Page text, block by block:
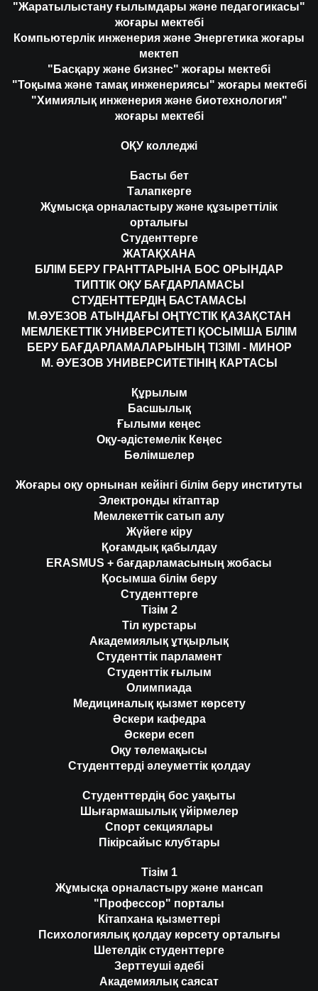
"Жаратылыстану ғылымдары және педагогикасы"
жоғары мектебі
Компьютерлік инженерия және Энергетика жоғары
мектеп
"Басқару және бизнес" жоғары мектебі
"Тоқыма және тамақ инженериясы" жоғары мектебі
"Химиялық инженерия және биотехнология"
жоғары мектебі
ОҚУ колледжі
Басты бет
Талапкерге
Жұмысқа орналастыру және құзыреттілік
орталығы
Студенттерге
ЖАТАҚХАНА
БІЛІМ БЕРУ ГРАНТТАРЫНА БОС ОРЫНДАР
ТИПТІК ОҚУ БАҒДАРЛАМАСЫ
СТУДЕНТТЕРДІҢ БАСТАМАСЫ
М.ӘУЕЗОВ АТЫНДАҒЫ ОҢТҮСТІК ҚАЗАҚСТАН
МЕМЛЕКЕТТІК УНИВЕРСИТЕТІ ҚОСЫМША БІЛІМ
БЕРУ БАҒДАРЛАМАЛАРЫНЫҢ ТІЗІМІ - МИНОР
М. ӘУЕЗОВ УНИВЕРСИТЕТІНІҢ КАРТАСЫ
Құрылым
Басшылық
Ғылыми кеңес
Оқу-әдістемелік Кеңес
Бөлімшелер
Жоғары оқу орнынан кейінгі білім беру институты
Электронды кітаптар
Мемлекеттік сатып алу
Жүйеге кіру
Қоғамдық қабылдау
ERASMUS + бағдарламасының жобасы
Қосымша білім беру
Студенттерге
Тізім 2
Тіл курстары
Академиялық ұтқырлық
Студенттік парламент
Студенттік ғылым
Олимпиада
Медициналық қызмет көрсету
Әскери кафедра
Әскери есеп
Оқу төлемақысы
Студенттерді әлеуметтік қолдау
Студенттердің бос уақыты
Шығармашылық үйірмелер
Спорт секциялары
Пікірсайыс клубтары
Тізім 1
Жұмысқа орналастыру және мансап
"Профессор" порталы
Кітапхана қызметтері
Психологиялық қолдау көрсету орталығы
Шетелдік студенттерге
Зерттеуші әдебі
Академиялық саясат